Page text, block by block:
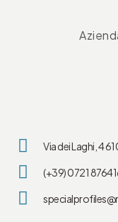
Via dei Laghi, 4
(+39) 0721